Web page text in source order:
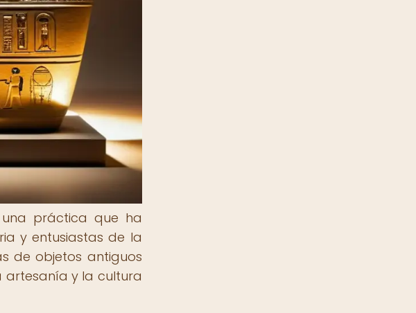
práctica que ha
y entusiastas de la
de objetos antiguos
artesanía y la cultura